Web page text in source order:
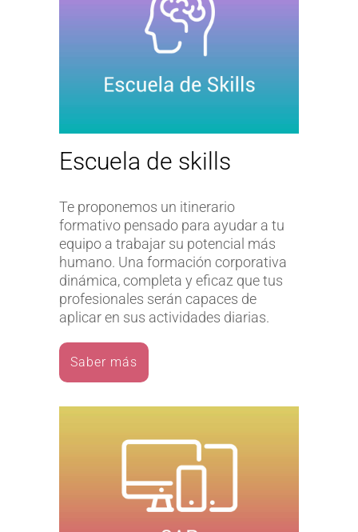
Escuela de skills
Te proponemos un itinerario
formativo pensado para ayudar a tu
equipo a trabajar su potencial más
humano. Una formación corporativa
dinámica, completa y eficaz que tus
profesionales serán capaces de
aplicar en sus actividades diarias.
Saber más